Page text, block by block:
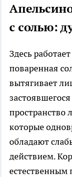
с солью:
Здесь
поваренная
вытягивает
которые
обладают
действием.
естественным